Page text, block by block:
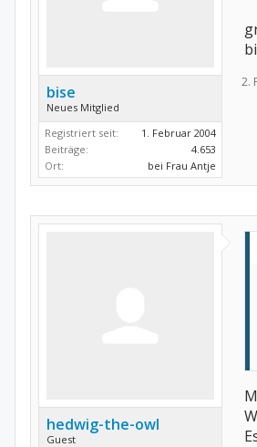
bise
Neues Mitglied
Registriert seit:
1. Februar 2004
Beiträge:
4.653
Ort:
bei Frau Antje
2.
hedwig-the-owl
Guest